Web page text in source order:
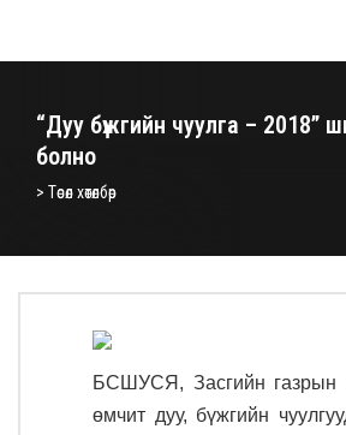
“Дуу бүжгийн чуулга – 2018”
болно
> Төсөл хөтөлбөр
БСШУСЯ, Засгийн газрын
өмчит дуу, бүжгийн